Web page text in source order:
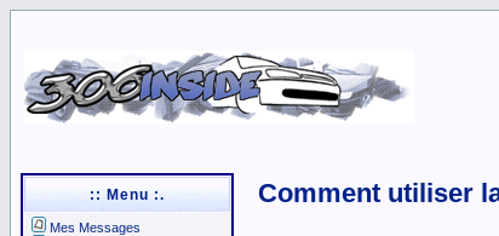
:: Menu :.
Mes Messages
Comment utiliser